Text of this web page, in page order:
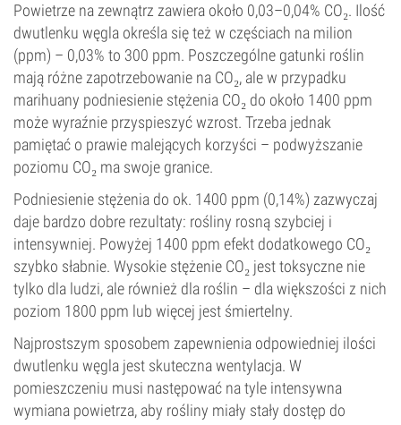
Powietrze na zewnątrz zawiera około 0,03–0,04% CO₂. Ilość
dwutlenku węgla określa się też w częściach na milion
(ppm) – 0,03% to 300 ppm. Poszczególne gatunki roślin
mają różne zapotrzebowanie na CO₂, ale w przypadku
marihuany podniesienie stężenia CO₂ do około 1400 ppm
może wyraźnie przyspieszyć wzrost. Trzeba jednak
pamiętać o prawie malejących korzyści – podwyższanie
poziomu CO₂ ma swoje granice.
Podniesienie stężenia do ok. 1400 ppm (0,14%) zazwyczaj
daje bardzo dobre rezultaty: rośliny rosną szybciej i
intensywniej. Powyżej 1400 ppm efekt dodatkowego CO₂
szybko słabnie. Wysokie stężenie CO₂ jest toksyczne nie
tylko dla ludzi, ale również dla roślin – dla większości z nich
poziom 1800 ppm lub więcej jest śmiertelny.
Najprostszym sposobem zapewnienia odpowiedniej ilości
dwutlenku węgla jest skuteczna wentylacja. W
pomieszczeniu musi następować na tyle intensywna
wymiana powietrza, aby rośliny miały stały dostęp do